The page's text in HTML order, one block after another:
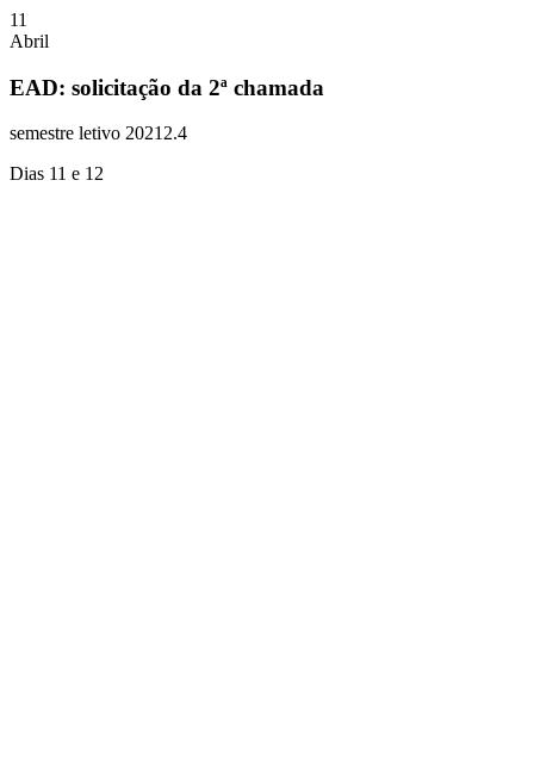
11
Abril
EAD: solicitação da 2ª chamada
semestre letivo 20212.4
Dias 11 e 12